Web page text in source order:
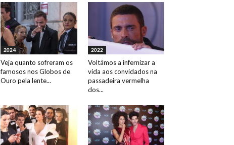
2024
Veja quanto sofreram os
famosos nos Globos de
Ouro pela lente...
2022
Voltámos a infernizar a
vida aos convidados na
passadeira vermelha
dos...